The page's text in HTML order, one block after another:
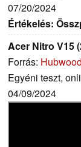
07/20/2024
Értékelés:
Acer Nitro V15
Forrás: Hubwood
Egyéni teszt,
04/09/2024